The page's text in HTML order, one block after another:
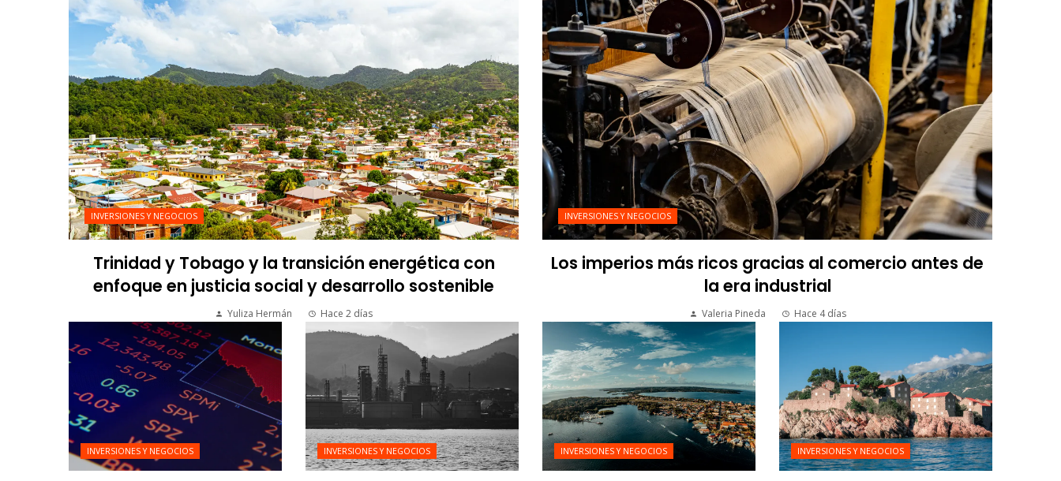
INVERSIONES Y NEGOCIOS
Trinidad y Tobago y la transición energética con
enfoque en justicia social y desarrollo sostenible
Yuliza Hermán Hace 2 días
INVERSIONES Y NEGOCIOS
Los imperios más ricos gracias al comercio antes de
la era industrial
Valeria Pineda Hace 4 días
INVERSIONES Y NEGOCIOS INVERSIONES Y NEGOCIOS INVERSIONES Y NEGOCIOS INVERSIONES Y NEGOCIOS